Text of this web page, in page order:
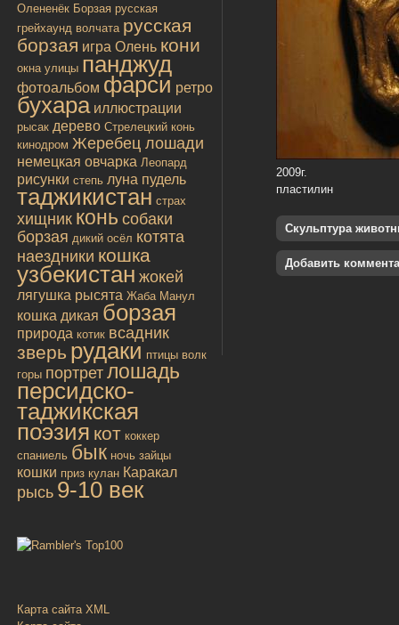
Олененёк Борзая русская
грейхаунд волчата русская
борзая игра Олень кони
окна улицы панджуд
фотоальбом фарси ретро
бухара иллюстрации
рысак дерево Стрелецкий конь
кинодром Жеребец лошади
немецкая овчарка Леопард
рисунки степь луна пудель
таджикистан страх
хищник конь собаки
борзая дикий осёл котята
наездники кошка
узбекистан жокей
лягушка рысята Жаба Манул
кошка дикая борзая
природа котик всадник
зверь рудаки птицы волк
горы портрет лошадь
персидско-
таджикская
поэзия кот коккер
спаниель бык ночь зайцы
кошки приз кулан Каракал
рысь 9-10 век
Карта сайта XML
2009г.
пластилин
Скульптура
Добавить